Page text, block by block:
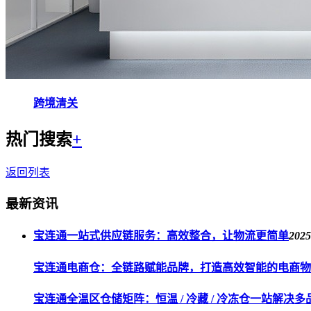
跨境清关
热门搜索+
返回列表
最新资讯
宝连通一站式供应链服务：高效整合，让物流更简单
宝连通电商仓：全链路赋能品牌，打造高效智能的电商
宝连通全温区仓储矩阵：恒温 / 冷藏 / 冷冻仓一站解决多